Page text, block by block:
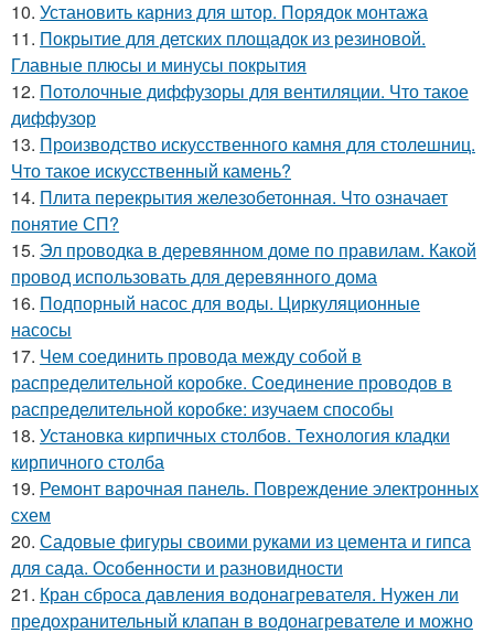
10. Установить карниз для штор. Порядок монтажа
11. Покрытие для детских площадок из резиновой.
Главные плюсы и минусы покрытия
12. Потолочные диффузоры для вентиляции. Что такое
диффузор
13. Производство искусственного камня для столешниц.
Что такое искусственный камень?
14. Плита перекрытия железобетонная. Что означает
понятие СП?
15. Эл проводка в деревянном доме по правилам. Какой
провод использовать для деревянного дома
16. Подпорный насос для воды. Циркуляционные
насосы
17. Чем соединить провода между собой в
распределительной коробке. Соединение проводов в
распределительной коробке: изучаем способы
18. Установка кирпичных столбов. Технология кладки
кирпичного столба
19. Ремонт варочная панель. Повреждение электронных
схем
20. Садовые фигуры своими руками из цемента и гипса
для сада. Особенности и разновидности
21. Кран сброса давления водонагревателя. Нужен ли
предохранительный клапан в водонагревателе и можно